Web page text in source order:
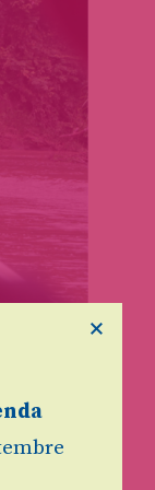
de la
×